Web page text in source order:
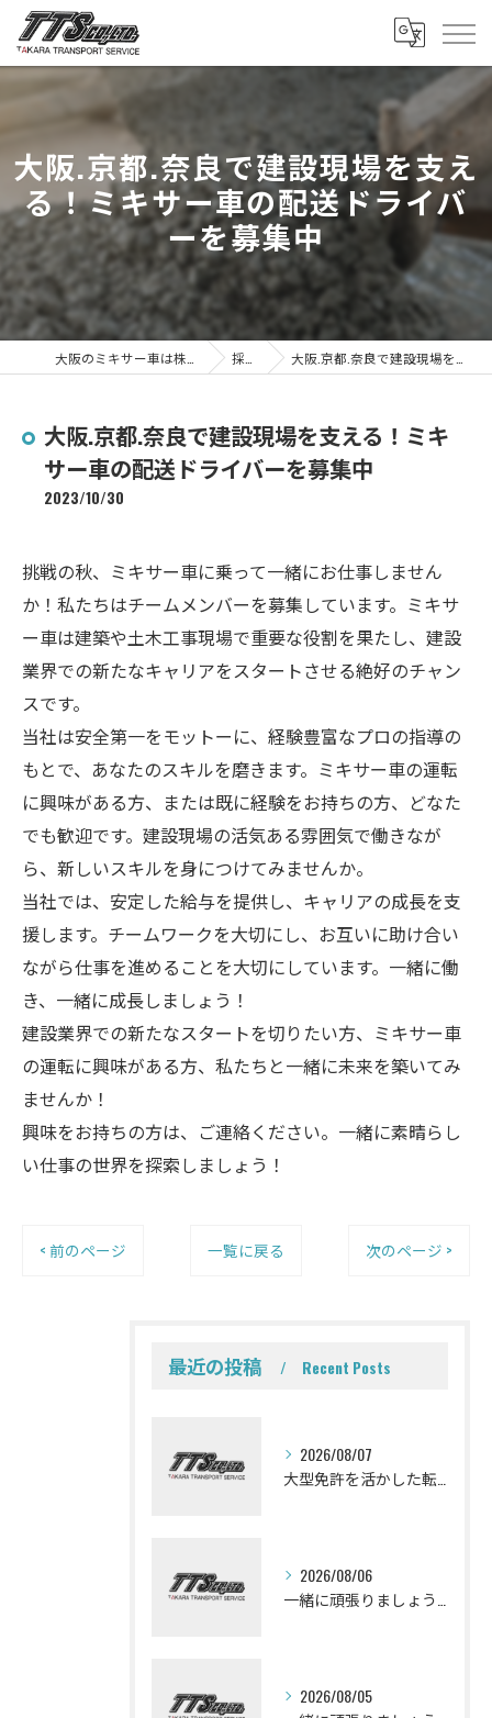
大阪.京都.奈良で建設現場を支え
る！ミキサー車の配送ドライバ
ーを募集中
採用ブログ 大阪.京都.奈良で建設現場を支える！ミキサー車の配送ドライバーを募集中
大阪.京都.奈良で建設現場を支える！ミキ
サー車の配送ドライバーを募集中
2023/10/30
挑戦の秋、ミキサー車に乗って一緒にお仕事しません
か！私たちはチームメンバーを募集しています。ミキサ
ー車は建築や土木工事現場で重要な役割を果たし、建設
業界での新たなキャリアをスタートさせる絶好のチャン
スです。
当社は安全第一をモットーに、経験豊富なプロの指導の
もとで、あなたのスキルを磨きます。ミキサー車の運転
に興味がある方、または既に経験をお持ちの方、どなた
でも歓迎です。建設現場の活気ある雰囲気で働きなが
ら、新しいスキルを身につけてみませんか。
当社では、安定した給与を提供し、キャリアの成長を支
援します。チームワークを大切にし、お互いに助け合い
ながら仕事を進めることを大切にしています。一緒に働
き、一緒に成長しましょう！
建設業界での新たなスタートを切りたい方、ミキサー車
の運転に興味がある方、私たちと一緒に未来を築いてみ
ませんか！
興味をお持ちの方は、ご連絡ください。一緒に素晴らし
い仕事の世界を探索しましょう！
< 前のページ 一覧に戻る 次のページ >
最近の投稿 Recent Posts
2026/08/07
2026/08/06
2026/08/05